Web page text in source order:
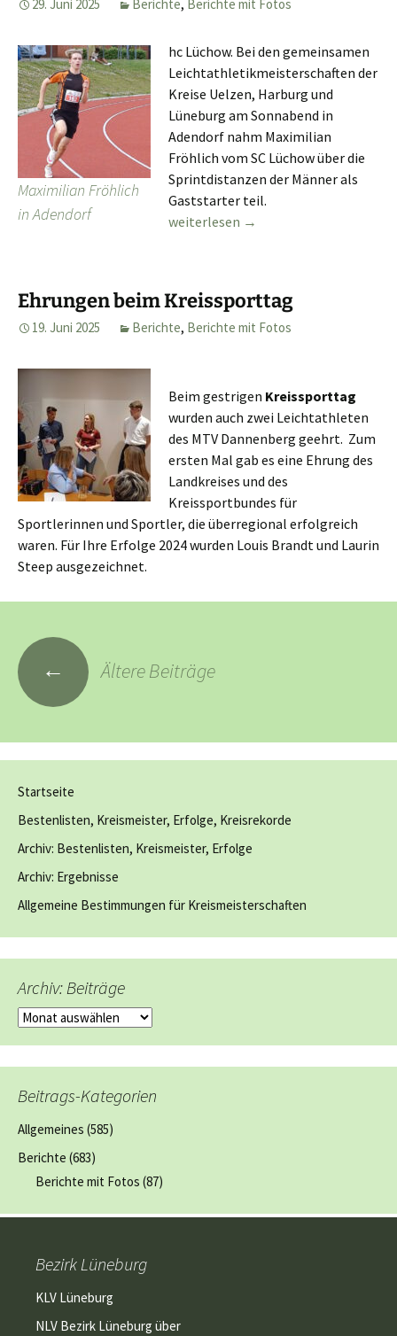
29. Juni 2025 Berichte, Berichte mit Fotos
Maximilian Fröhlich
in Adendorf
hc Lüchow. Bei den gemeinsamen
Leichtathletikmeisterschaften der
Kreise Uelzen, Harburg und
Lüneburg am Sonnabend in
Adendorf nahm Maximilian
Fröhlich vom SC Lüchow über die
Sprintdistanzen der Männer als
Gaststarter teil.
Maximilian Fröhlich in Adendorf
weiterlesen →
Ehrungen beim Kreissporttag
19. Juni 2025 Berichte, Berichte mit Fotos
Beim gestrigen Kreissporttag
wurden auch zwei Leichtathleten
des MTV Dannenberg geehrt. Zum
ersten Mal gab es eine Ehrung des
Landkreises und des
Kreissportbundes für
Sportlerinnen und Sportler, die überregional erfolgreich
waren. Für Ihre Erfolge 2024 wurden Louis Brandt und Laurin
Steep ausgezeichnet.
Beitragsnavigation
← Ältere Beiträge
Startseite
Bestenlisten, Kreismeister, Erfolge, Kreisrekorde
Archiv: Bestenlisten, Kreismeister, Erfolge
Archiv: Ergebnisse
Allgemeine Bestimmungen für Kreismeisterschaften
Archiv: Beiträge
Archiv:
Beitrags-Kategorien
Allgemeines (585)
Berichte (683)
Berichte mit Fotos (87)
Bezirk Lüneburg
KLV Lüneburg
NLV Bezirk Lüneburg über